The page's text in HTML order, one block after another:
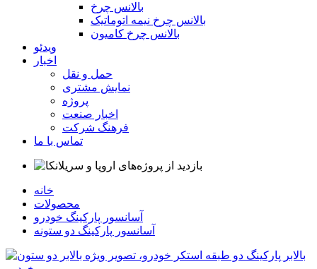
بالانس چرخ
بالانس چرخ نیمه اتوماتیک
بالانس چرخ کامیون
ویدئو
اخبار
حمل و نقل
نمایش مشتری
پروژه
اخبار صنعت
فرهنگ شرکت
تماس با ما
خانه
محصولات
آسانسور پارکینگ خودرو
آسانسور پارکینگ دو ستونه